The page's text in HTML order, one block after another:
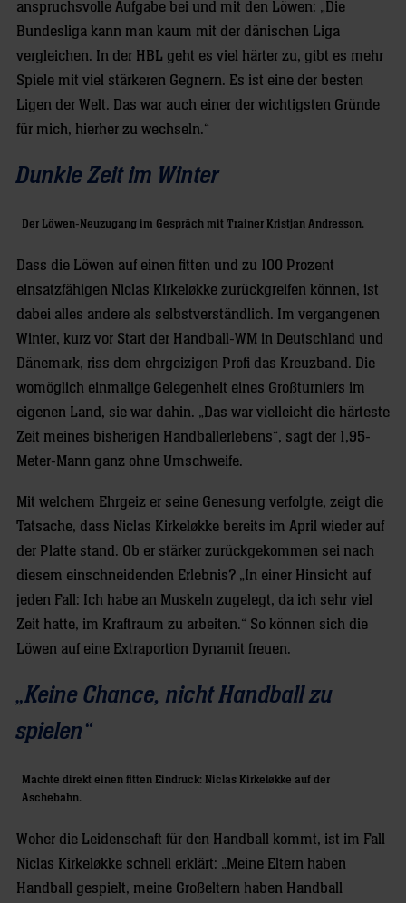
anspruchsvolle Aufgabe bei und mit den Löwen: „Die
Bundesliga kann man kaum mit der dänischen Liga
vergleichen. In der HBL geht es viel härter zu, gibt es mehr
Spiele mit viel stärkeren Gegnern. Es ist eine der besten
Ligen der Welt. Das war auch einer der wichtigsten Gründe
für mich, hierher zu wechseln.“
Dunkle Zeit im Winter
Der Löwen-Neuzugang im Gespräch mit Trainer Kristjan Andresson.
Dass die Löwen auf einen fitten und zu 100 Prozent
einsatzfähigen Niclas Kirkeløkke zurückgreifen können, ist
dabei alles andere als selbstverständlich. Im vergangenen
Winter, kurz vor Start der Handball-WM in Deutschland und
Dänemark, riss dem ehrgeizigen Profi das Kreuzband. Die
womöglich einmalige Gelegenheit eines Großturniers im
eigenen Land, sie war dahin. „Das war vielleicht die härteste
Zeit meines bisherigen Handballerlebens“, sagt der 1,95-
Meter-Mann ganz ohne Umschweife.
Mit welchem Ehrgeiz er seine Genesung verfolgte, zeigt die
Tatsache, dass Niclas Kirkeløkke bereits im April wieder auf
der Platte stand. Ob er stärker zurückgekommen sei nach
diesem einschneidenden Erlebnis? „In einer Hinsicht auf
jeden Fall: Ich habe an Muskeln zugelegt, da ich sehr viel
Zeit hatte, im Kraftraum zu arbeiten.“ So können sich die
Löwen auf eine Extraportion Dynamit freuen.
„Keine Chance, nicht Handball zu
spielen“
Machte direkt einen fitten Eindruck: Niclas Kirkeløkke auf der
Aschebahn.
Woher die Leidenschaft für den Handball kommt, ist im Fall
Niclas Kirkeløkke schnell erklärt: „Meine Eltern haben
Handball gespielt, meine Großeltern haben Handball